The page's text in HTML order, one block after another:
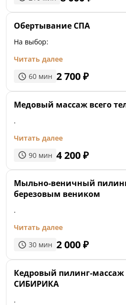
Обертывание СПА
На выбор:
Читать далее
60 мин 2 700₽
Медовый массаж всего
.
Читать далее
90 мин 4 200₽
Мыльно-веничный
березовым веником
.
Читать далее
30 мин 2 000₽
Кедровый пилинг-массаж
СИБИРИКА
.